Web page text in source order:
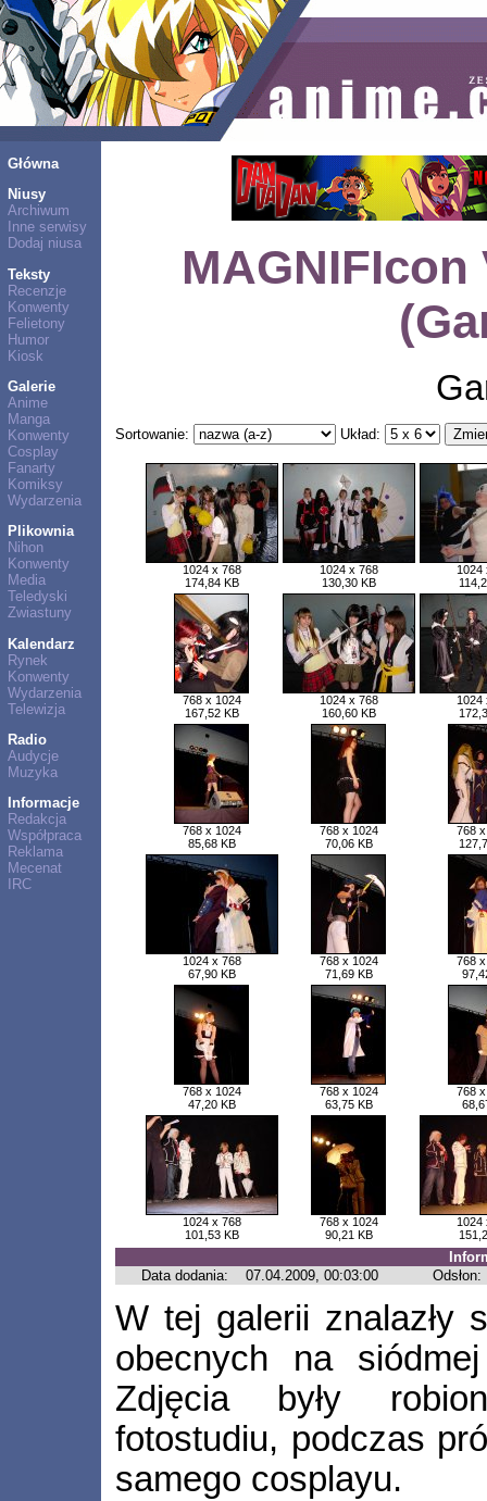
Główna
Niusy
Archiwum
Inne serwisy
Dodaj niusa
Teksty
Recenzje
Konwenty
Felietony
Humor
Kiosk
Galerie
Anime
Manga
Konwenty
Cosplay
Fanarty
Komiksy
Wydarzenia
Plikownia
Nihon
Konwenty
Media
Teledyski
Zwiastuny
Kalendarz
Rynek
Konwenty
Wydarzenia
Telewizja
Radio
Audycje
Muzyka
Informacje
Redakcja
Współpraca
Reklama
Mecenat
IRC
Sortowanie: Układ:
1024 x 768
174,84 KB
1024 x 768
130,30 KB
1024
768 x 1024
167,52 KB
1024 x 768
160,60 KB
1024
768 x 1024
85,68 KB
768 x 1024
70,06 KB
768
1024 x 768
67,90 KB
768 x 1024
71,69 KB
768
768 x 1024
47,20 KB
768 x 1024
63,75 KB
768
1024 x 768
101,53 KB
768 x 1024
90,21 KB
1024
Data dodania:
07.04.2009, 00:03:00 Odsłon:
W tej galerii znalazły
obecnych na
Zdjęcia były
fotostudiu, podczas
samego cosplayu.